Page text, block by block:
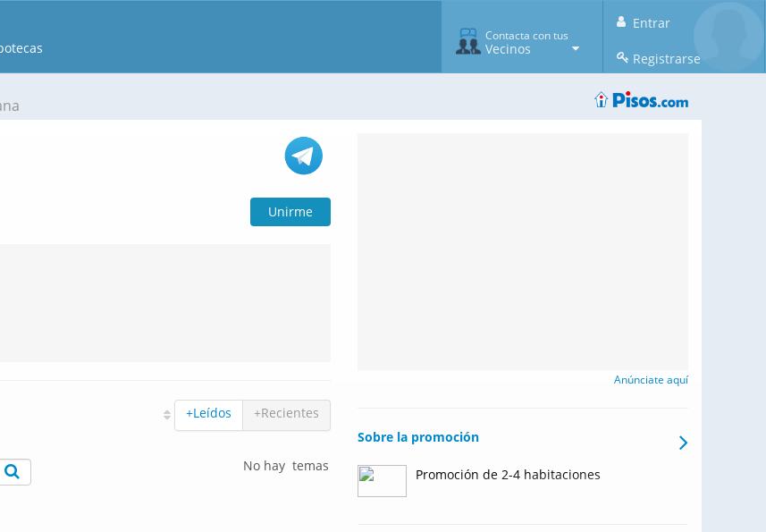
Entrar
Registrarse
Contacta con tus
Vecinos
Unirme
+Leídos +Recientes
No hay temas
Anúnciate aquí
Sobre la promoción
Promoción de 2-4 habitaciones